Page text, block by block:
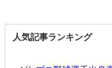
人気記事ランキング